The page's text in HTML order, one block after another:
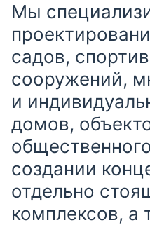
Мы
садов,
сооружений,
и
домов,
создании
отдельно
комплексов, а